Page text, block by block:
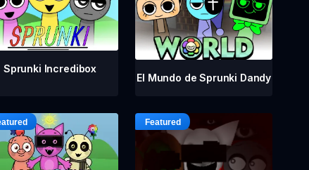
Sprunki Incredibox
El Mundo de Sprunki Dandy